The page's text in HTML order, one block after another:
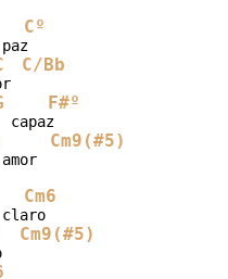
Cº
Ela muito amou tem a minha paz
C/Bb
Vai seguir caminho sem temor
F#º
capaz
Cm9(#5)
Cm6
claro
Cm9(#5)
O que pensava daquele gesto